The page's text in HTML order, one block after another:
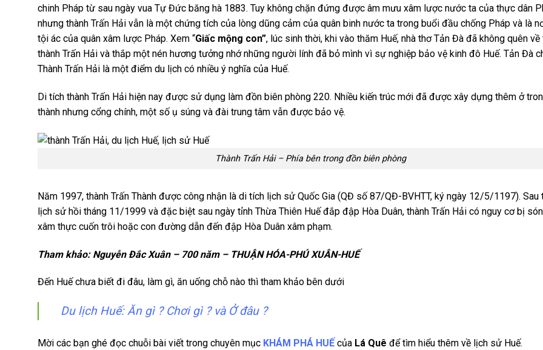
chinh Pháp từ sau ngày vua Tự Đức băng hà 1883. Tuy không chặn đứng được âm mưu xâm lược nước ta của thực dân
nhưng thành Trấn Hải vẫn là một chứng tích của lòng dũng cảm của quân binh nước ta trong buổi đầu chống Pháp và là
tội ác của quân xâm lược Pháp. Xem “Giấc mộng con”, lúc sinh thời, khi vào thăm Huế, nhà thơ Tản Đà đã không quên về
thành Trấn Hải và thắp một nén hương tưởng nhớ những người lính đã bỏ mình vì sự nghiệp bảo vệ kinh đô Huế. Tản Đà
Thành Trấn Hải là một điểm du lịch có nhiều ý nghĩa của Huế.
Di tích thành Trấn Hải hiện nay được sử dụng làm đồn biên phòng 220. Nhiều kiến trúc mới đã được xây dựng thêm ở
thành nhưng cổng chính, một số ụ súng và đài trung tâm vẫn được bảo vệ.
Thành Trấn Hải – Phía bên trong đồn biên phòng
Năm 1997, thành Trấn Thành được công nhận là di tích lịch sử Quốc Gia (QĐ số 87/QĐ-BVHTT, ký ngày 12/5/1197). Sau
lịch sử hồi tháng 11/1999 và đặc biệt sau ngày tỉnh Thừa Thiên Huế đắp đập Hòa Duân, thành Trấn Hải có nguy cơ bị
xâm thực cuốn trôi hoặc con đường dẫn đến đập Hòa Duân xâm phạm.
Tham khảo: Nguyễn Đắc Xuân – 700 năm – THUẬN HÓA-PHÚ XUÂN-HUẾ
Đến Huế chưa biết đi đâu, làm gì, ăn uống chỗ nào thì tham khảo bên dưới
Du lịch Huế: Ăn gì ? Chơi gì ? và Ở đâu ?
Mời các bạn ghé đọc chuỗi bài viết trong chuyên mục KHÁM PHÁ HUẾ của Lá Quê để tìm hiểu thêm về lịch sử Huế.